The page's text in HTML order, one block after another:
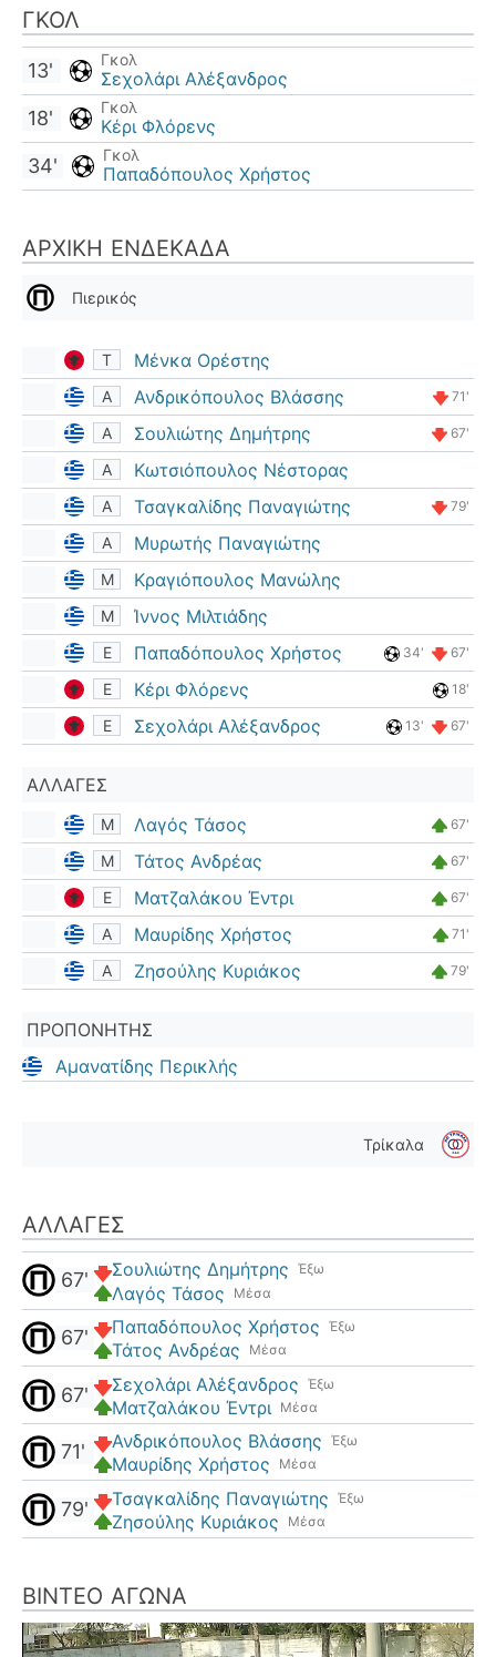
ΓΚΟΛ
Γκολ
Σεχολάρι Αλέξανδρος
13'
Γκολ
Κέρι Φλόρενς
18'
Γκολ
Παπαδόπουλος Χρήστος
34'
ΑΡΧΙΚΉ ΕΝΔΕΚΆΔΑ
Πιερικός
Τ Μένκα Ορέστης
Α Ανδρικόπουλος Βλάσσης 71'
Α Σουλιώτης Δημήτρης 67'
Α Κωτσιόπουλος Νέστορας
Α Τσαγκαλίδης Παναγιώτης 79'
Α Μυρωτής Παναγιώτης
Μ Κραγιόπουλος Μανώλης
Μ Ίννος Μιλτιάδης
Ε Παπαδόπουλος Χρήστος 34' 67'
Ε Κέρι Φλόρενς 18'
Ε Σεχολάρι Αλέξανδρος 13' 67'
ΑΛΛΑΓΈΣ
Μ Λαγός Τάσος 67'
Μ Τάτος Ανδρέας 67'
Ε Ματζαλάκου Έντρι 67'
Α Μαυρίδης Χρήστος 71'
Α Ζησούλης Κυριάκος 79'
ΠΡΟΠΟΝΗΤΉΣ
Αμανατίδης Περικλής
Τρίκαλα
ΑΛΛΑΓΈΣ
Έξω
Σουλιώτης Δημήτρης
Μέσα
Λαγός Τάσος
67'
Έξω
Παπαδόπουλος Χρήστος
Μέσα
Τάτος Ανδρέας
67'
Έξω
Σεχολάρι Αλέξανδρος
Μέσα
Ματζαλάκου Έντρι
67'
Έξω
Ανδρικόπουλος Βλάσσης
Μέσα
Μαυρίδης Χρήστος
71'
Έξω
Τσαγκαλίδης Παναγιώτης
Μέσα
Ζησούλης Κυριάκος
79'
ΒΊΝΤΕΟ ΑΓΏΝΑ